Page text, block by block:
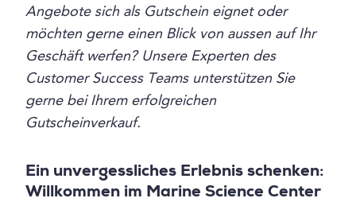
Angebote sich als Gutschein eignet oder
möchten gerne einen Blick von aussen auf Ihr
Geschäft werfen? Unsere Experten des
Customer Success Teams unterstützen Sie
gerne bei Ihrem erfolgreichen
Gutscheinverkauf.
Ein unvergessliches Erlebnis schenken:
Willkommen im Marine Science Center